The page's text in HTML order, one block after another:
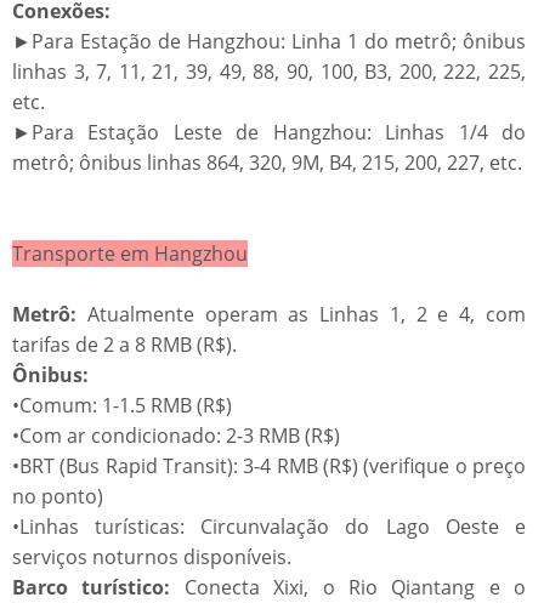
​​Conexões:​​
►Para Estação de Hangzhou: Linha 1 do metrô; ônibus
linhas 3, 7, 11, 21, 39, 49, 88, 90, 100, B3, 200, 222, 225,
etc.
►Para Estação Leste de Hangzhou: Linhas 1/4 do
metrô; ônibus linhas 864, 320, 9M, B4, 215, 200, 227, etc.
​​Transporte em Hangzhou​​
​​Metrô: ​Atualmente operam as Linhas 1, 2 e 4, com
tarifas de 2 a 8 RMB (R$).
​​Ônibus:​​
•Comum: 1-1.5 RMB (R$)
•Com ar condicionado: 2-3 RMB (R$)
•BRT (Bus Rapid Transit): 3-4 RMB (R$) (verifique o preço
no ponto)
•Linhas turísticas: Circunvalação do Lago Oeste e
serviços noturnos disponíveis.
​​Barco turístico: ​ Conecta Xixi, o Rio Qiantang e o